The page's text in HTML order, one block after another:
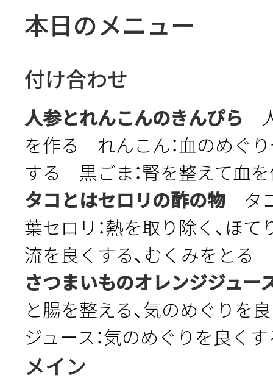
本日のメニュー
付け合わせ
人参とれんこんのきんぴら
を作る れんこん：血のめぐ
する 黒ごま：腎を整えて血
タコとはセロリの酢の物 タ
葉セロリ：熱を取り除く、ほ
流を良くする、むくみをとる
さつまいものオレンジジュー
と腸を整える、気のめぐり
ジュース：気のめぐりを良く
メイン